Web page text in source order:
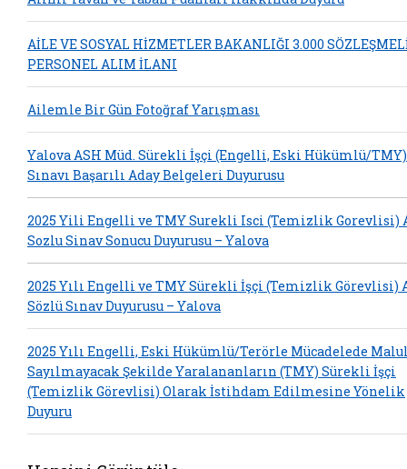
AİLE VE SOSYAL HİZMETLER BAKANLIĞI 3.000
PERSONEL ALIM İLANI
Ailemle Bir Gün Fotoğraf Yarışması
Yalova ASH Müd. Sürekli İşçi (Engelli, Eski Hükümlü/TMY)
Sınavı Başarılı Aday Belgeleri Duyurusu
2025 Yili Engelli ve TMY Surekli Isci (Temizlik
Sozlu Sinav Sonucu Duyurusu – Yalova
2025 Yılı Engelli ve TMY Sürekli İşçi (Temizlik Görevlisi)
Sözlü Sınav Duyurusu – Yalova
2025 Yılı Engelli, Eski Hükümlü/Terörle Mücadelede
Sayılmayacak Şekilde Yaralananların (TMY) Sürekli İşçi
(Temizlik Görevlisi) Olarak İstihdam Edilmesine Yönelik
Duyuru